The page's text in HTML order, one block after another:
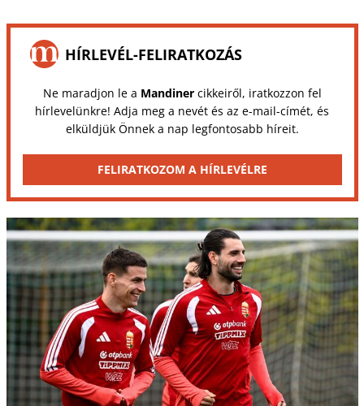
HÍRLEVÉL-FELIRATKOZÁS
Ne maradjon le a Mandinercikkeiről, iratkozzon fel
hírlevelünkre! Adja meg a nevét és az e-mail-címét, és
elküldjük Önnek a nap legfontosabb híreit.
FELIRATKOZOM A HÍRLEVÉLRE